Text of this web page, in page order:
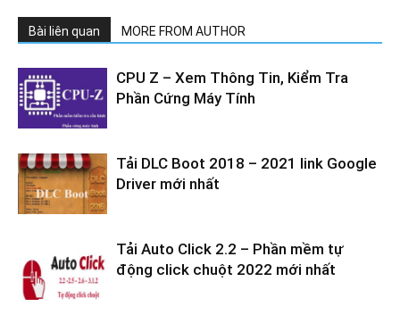
Bài liên quan MORE FROM AUTHOR
CPU Z – Xem Thông Tin, Kiểm Tra
Phần Cứng Máy Tính
Tải DLC Boot 2018 – 2021 link Google
Driver mới nhất
Tải Auto Click 2.2 – Phần mềm tự
động click chuột 2022 mới nhất